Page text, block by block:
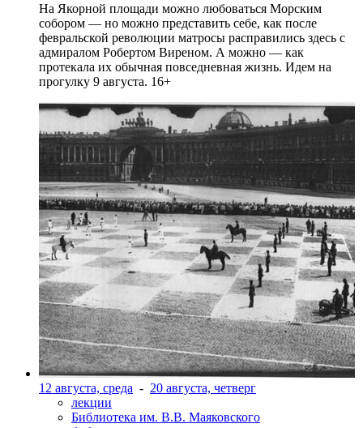
На Якорной площади можно любоваться Морским
собором — но можно представить себе, как после
февральской революции матросы расправились здесь с
адмиралом Робертом Виреном. А можно — как
протекала их обычная повседневная жизнь. Идем на
прогулку 9 августа. 16+
12 августа, среда - 20 августа, четверг
лекции
Библиотека им. В.В. Маяковского